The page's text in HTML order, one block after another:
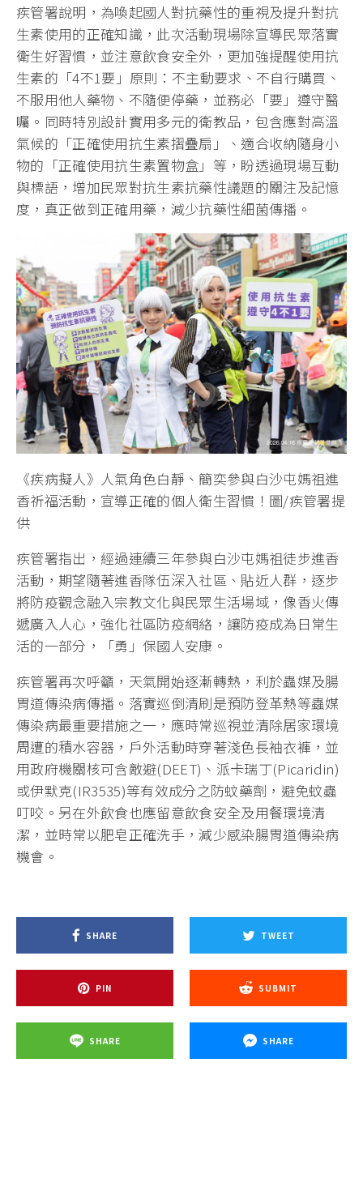
疾管署說明，為喚起國人對抗藥性的重視及提升對抗
生素使用的正確知識，此次活動現場除宣導民眾落實
衛生好習慣，並注意飲食安全外，更加強提醒使用抗
生素的「4不1要」原則：不主動要求、不自行購買、
不服用他人藥物、不隨便停藥，並務必「要」遵守醫
囑。同時特別設計實用多元的衛教品，包含應對高溫
氣候的「正確使用抗生素摺疊扇」、適合收納隨身小
物的「正確使用抗生素置物盒」等，盼透過現場互動
與標語，增加民眾對抗生素抗藥性議題的關注及記憶
度，真正做到正確用藥，減少抗藥性細菌傳播。
《疾病擬人》人氣角色白靜、簡奕參與白沙屯媽祖進
香祈福活動，宣導正確的個人衛生習慣！圖/疾管署提
供
疾管署指出，經過連續三年參與白沙屯媽祖徒步進香
活動，期望隨著進香隊伍深入社區、貼近人群，逐步
將防疫觀念融入宗教文化與民眾生活場域，像香火傳
遞廣入人心，強化社區防疫網絡，讓防疫成為日常生
活的一部分，「勇」保國人安康。
疾管署再次呼籲，天氣開始逐漸轉熱，利於蟲媒及腸
胃道傳染病傳播。落實巡倒清刷是預防登革熱等蟲媒
傳染病最重要措施之一，應時常巡視並清除居家環境
周遭的積水容器，戶外活動時穿著淺色長袖衣褲，並
用政府機關核可含敵避(DEET)、派卡瑞丁(Picaridin)
或伊默克(IR3535)等有效成分之防蚊藥劑，避免蚊蟲
叮咬。另在外飲食也應留意飲食安全及用餐環境清
潔，並時常以肥皂正確洗手，減少感染腸胃道傳染病
機會。
SHARE TWEET
PIN SUBMIT
SHARE SHARE